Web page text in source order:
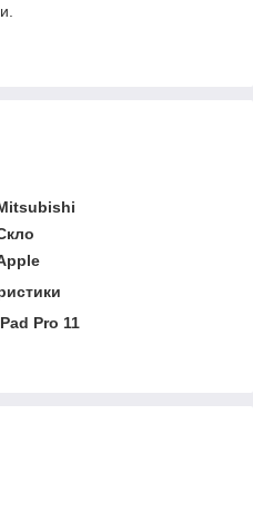
Pro 11